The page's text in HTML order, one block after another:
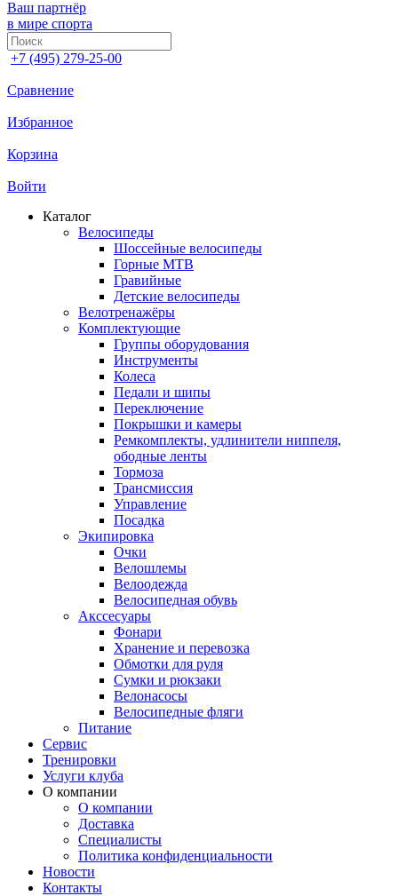
Ваш партнёр
в мире спорта
+7 (495) 279-25-00
Сравнение
Избранное
Корзина
Войти
Каталог
Велосипеды
Шоссейные велосипеды
Горные МTB
Гравийные
Детские велосипеды
Велотренажёры
Комплектующие
Группы оборудования
Инструменты
Колеса
Педали и шипы
Переключение
Покрышки и камеры
Ремкомплекты, удлинители ниппеля,
ободные ленты
Тормоза
Трансмиссия
Управление
Посадка
Экипировка
Очки
Велошлемы
Велоодежда
Велосипедная обувь
Акссесуары
Фонари
Хранение и перевозка
Обмотки для руля
Сумки и рюкзаки
Велонасосы
Велосипедные фляги
Питание
Сервис
Тренировки
Услуги клуба
О компании
О компании
Доставка
Специалисты
Политика конфиденциальности
Новости
Контакты